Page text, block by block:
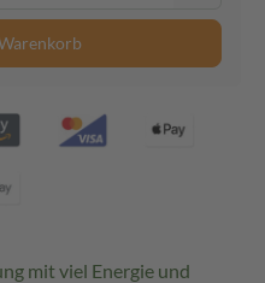
mit viel Energie und